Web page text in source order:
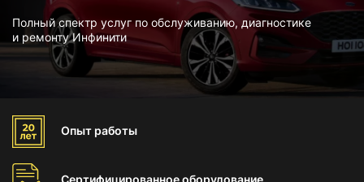
Полный спектр услуг по обслуживанию, диагностике
и ремонту Инфинити
Опыт работы
Сертифицированноеоборудование